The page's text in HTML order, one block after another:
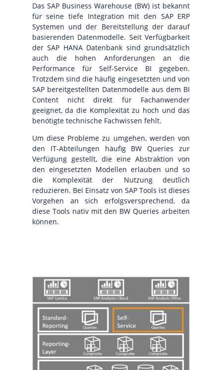
Das SAP Business Warehouse (BW) ist bekannt
für seine tiefe Integration mit den SAP ERP
Systemen und der Bereitstellung der darauf
basierenden Datenmodelle. Seit Verfügbarkeit
der SAP HANA Datenbank sind grundsätzlich
auch die hohen Anforderungen an die
Performance für Self-Service BI gegeben.
Trotzdem sind die häufig eingesetzten und von
SAP bereitgestellten Datenmodelle aus dem BI
Content nicht direkt für Fachanwender
geeignet, da die Komplexität zu hoch und das
benötigte technische Fachwissen fehlt.
Um diese Probleme zu umgehen, werden von
den IT-Abteilungen häufig BW Queries zur
Verfügung gestellt, die eine Abstraktion von
den eingesetzten Modellen erlauben und so
die Komplexität der Nutzung deutlich
reduzieren. Bei Einsatz von SAP Tools ist dieses
Vorgehen an sich erfolgsversprechend, da
diese Tools nativ mit den BW Queries arbeiten
können.